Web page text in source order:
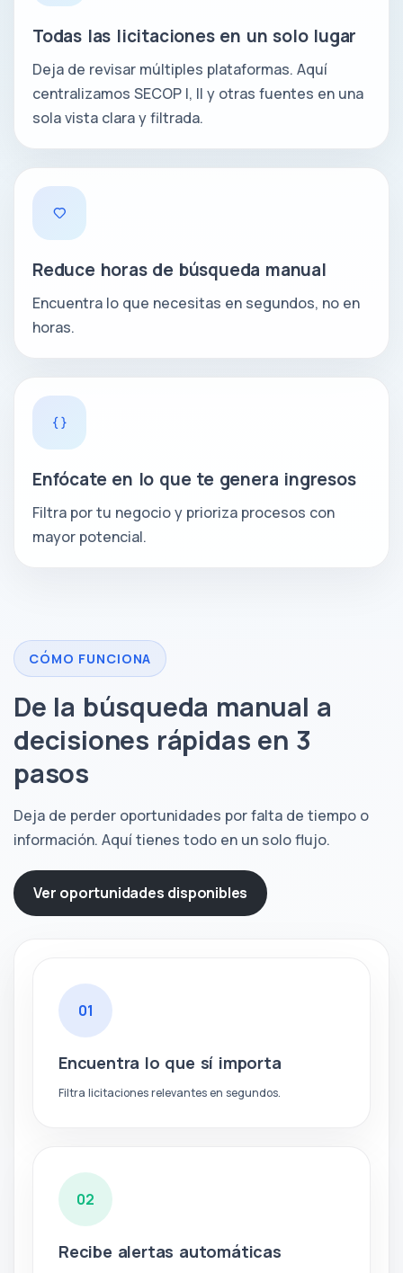
Todas las licitaciones en un solo lugar
Deja de revisar múltiples plataformas. Aquí
centralizamos SECOP I, II y otras fuentes en una
sola vista clara y filtrada.
Reduce horas de búsqueda manual
Encuentra lo que necesitas en segundos, no en
horas.
Enfócate en lo que te genera ingresos
Filtra por tu negocio y prioriza procesos con
mayor potencial.
CÓMO FUNCIONA
De la búsqueda manual a
decisiones rápidas en 3
pasos
Deja de perder oportunidades por falta de tiempo o
información. Aquí tienes todo en un solo flujo.
Ver oportunidades disponibles
01
Encuentra lo que sí importa
Filtra licitaciones relevantes en segundos.
02
Recibe alertas automáticas